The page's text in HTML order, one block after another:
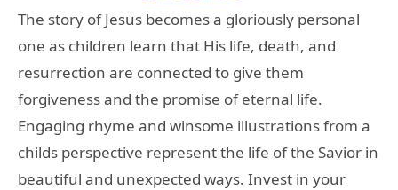
The story of Jesus becomes a gloriously personal
one as children learn that His life, death, and
resurrection are connected to give them
forgiveness and the promise of eternal life.
Engaging rhyme and winsome illustrations from a
childs perspective represent the life of the Savior in
beautiful and unexpected ways. Invest in your